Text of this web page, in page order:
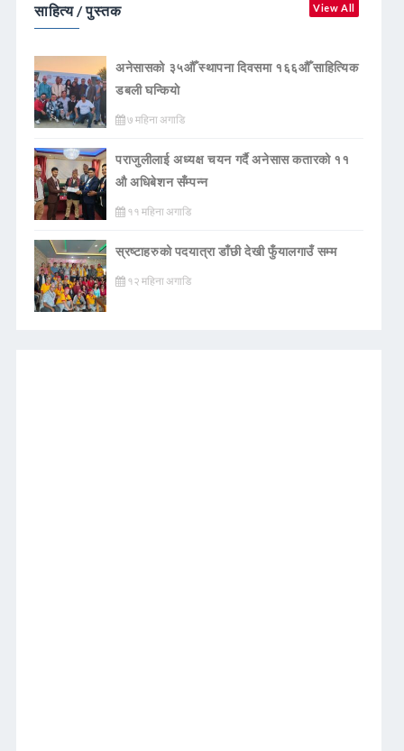
साहित्य / पुस्तक View All
अनेसासको ३५औँ स्थापना दिवसमा १६६औँ साहित्यिक
डबली घन्कियाे
७ महिना अगाडि
पराजुलीलाई अध्यक्ष चयन गर्दै अनेसास कतारको ११
औ अधिबेशन सँम्पन्न
११ महिना अगाडि
स्रष्टाहरुको पदयात्रा डाँछी देखी फुँयालगाउँ सम्म
१२ महिना अगाडि